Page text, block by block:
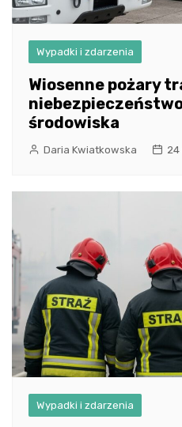
Wypadki i zdarzenia
Wiosenne pożary
środowiska
Daria Kwiatkowska 24
Wypadki i zdarzenia